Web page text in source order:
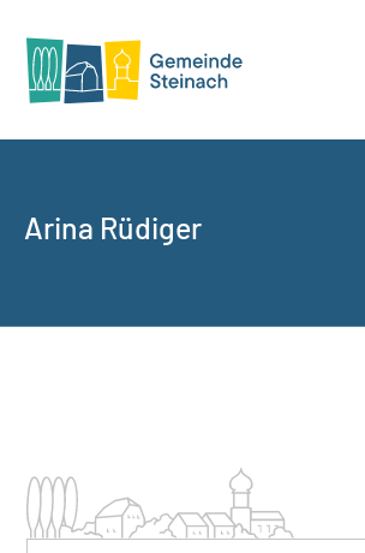
Arina Rüdiger